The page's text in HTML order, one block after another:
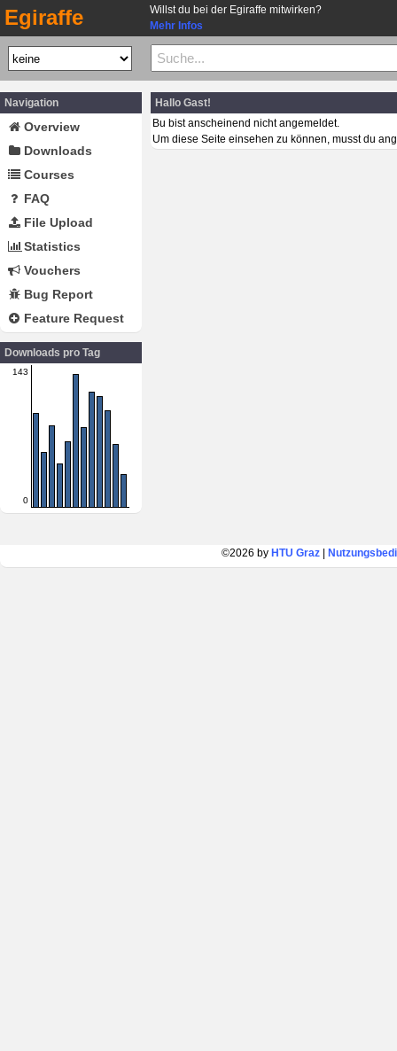
Egiraffe
Willst du bei der Egiraffe mitwirken?
Mehr Infos
Navigation
Overview
Downloads
Courses
FAQ
File Upload
Statistics
Vouchers
Bug Report
Feature Request
Downloads pro Tag
143
0
Hallo Gast!
Bu bist anscheinend nicht angemeldet.
Um diese Seite einsehen zu können, musst du
©2026 by HTU Graz|